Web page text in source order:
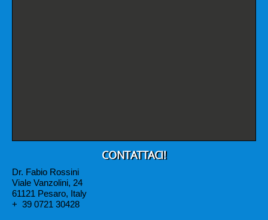
CONTATTACI!
Dr. Fabio Rossini
Viale Vanzolini, 24
61121 Pesaro, Italy
+ 39 0721 30428